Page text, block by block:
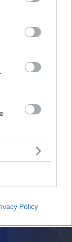
party tags to
below Google
Policy
να
Οι 8